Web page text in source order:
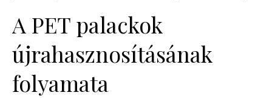
A PET palackok
újrahasznosításának
folyamata